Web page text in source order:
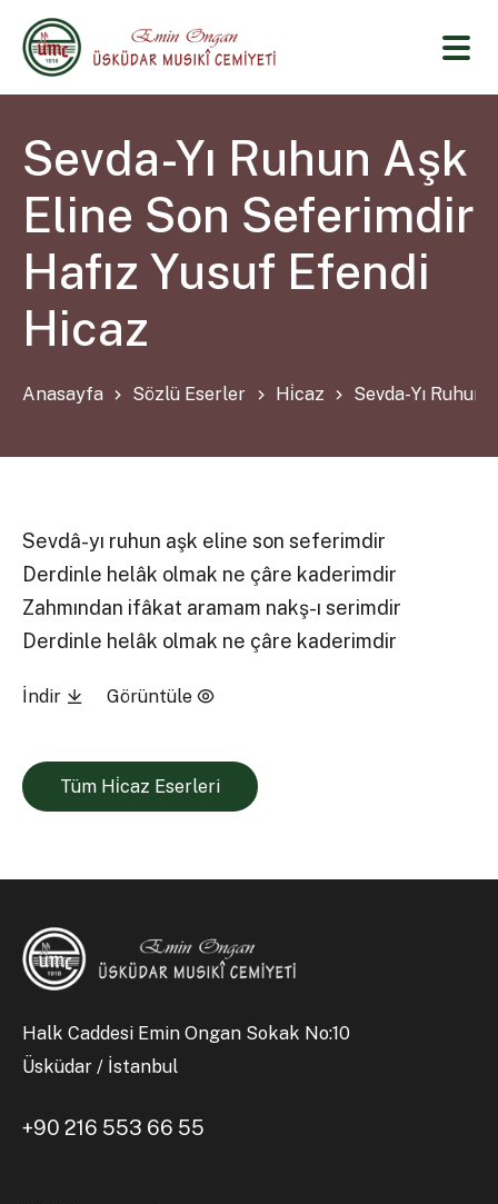
Sevda-Yı Ruhun Aşk
Eline Son Seferimdir
Hafız Yusuf Efendi
Hicaz
Anasayfa Sözlü Eserler Hi̇caz Sevda-Yı
Sevdâ-yı ruhun aşk eline son seferimdir
Derdinle helâk olmak ne çâre kaderimdir
Zahmından ifâkat aramam nakş-ı serimdir
Derdinle helâk olmak ne çâre kaderimdir
İndir Görüntüle
Tüm Hi̇caz Eserleri
Halk Caddesi Emin Ongan Sokak No:10
Üsküdar / İstanbul
+90 216 553 66 55